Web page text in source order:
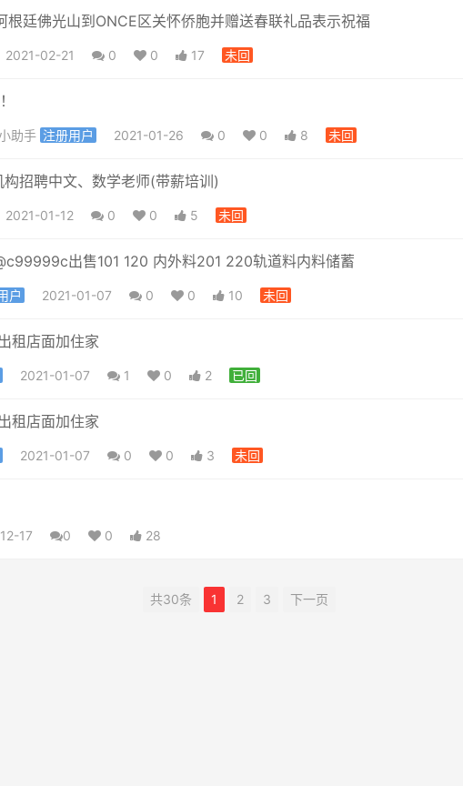
根廷佛光山到ONCE区关怀侨胞并赠送春联礼品表示祝福
2021-02-21 0 0 17 未回
助手 注册用户 2021-01-26 0 0 8 未回
构​招聘中文、数学老师(带薪培训)
2021-01-12 0 0 5 未回
出售101 120 内外料201 220轨道料内料储蓄
户 2021-01-07 0 0 10 未回
租店面加住家
2021-01-07 1 0 2 已回
租店面加住家
2021-01-07 0 0 3 未回
17 0 0 28
共30条 1 2 3 下一页